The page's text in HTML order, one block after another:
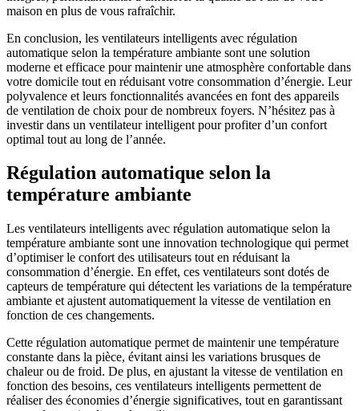
maison en plus de vous rafraîchir.
En conclusion, les ventilateurs intelligents avec régulation
automatique selon la température ambiante sont une solution
moderne et efficace pour maintenir une atmosphère confortable dans
votre domicile tout en réduisant votre consommation d’énergie. Leur
polyvalence et leurs fonctionnalités avancées en font des appareils
de ventilation de choix pour de nombreux foyers. N’hésitez pas à
investir dans un ventilateur intelligent pour profiter d’un confort
optimal tout au long de l’année.
Régulation automatique selon la
température ambiante
Les ventilateurs intelligents avec régulation automatique selon la
température ambiante sont une innovation technologique qui permet
d’optimiser le confort des utilisateurs tout en réduisant la
consommation d’énergie. En effet, ces ventilateurs sont dotés de
capteurs de température qui détectent les variations de la température
ambiante et ajustent automatiquement la vitesse de ventilation en
fonction de ces changements.
Cette régulation automatique permet de maintenir une température
constante dans la pièce, évitant ainsi les variations brusques de
chaleur ou de froid. De plus, en ajustant la vitesse de ventilation en
fonction des besoins, ces ventilateurs intelligents permettent de
réaliser des économies d’énergie significatives, tout en garantissant